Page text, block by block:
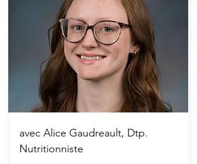
avec Alice Gaudreault, Dtp.
Nutritionniste